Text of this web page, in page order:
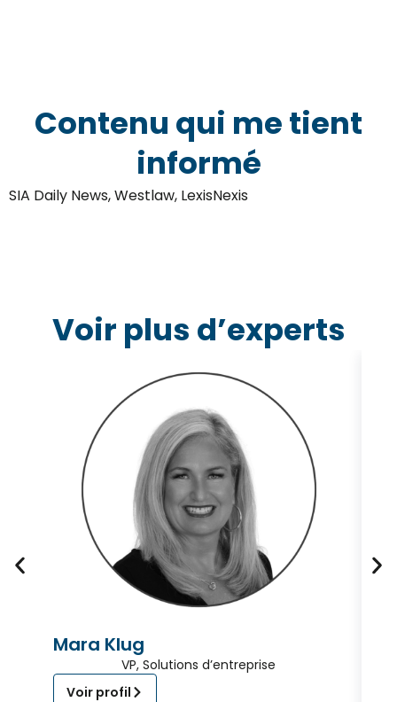
Contenu qui me tient
informé
SIA Daily News, Westlaw, LexisNexis
Voir plus d’experts
Mara Klug
VP, Solutions d’entreprise
Voir profil